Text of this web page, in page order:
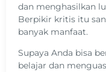
dan menghasilkan
Berpikir kritis itu
banyak manfaat.
Supaya Anda bisa
belajar dan